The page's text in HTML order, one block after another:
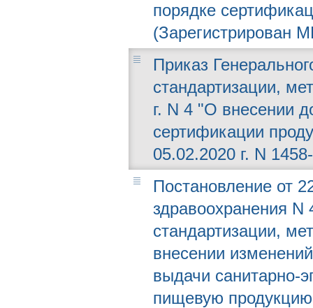
порядке
(Зарегистрирован
Приказ
стандартизации,
г. N 4 "О внесении
сертификации
05.02.2020 г. N
Постановление от
здравоохранения N
стандартизации,
внесении
выдачи санитарно-
пищевую